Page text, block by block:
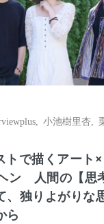
小池樹里杏
トで描くアート
ン 人間の【思
、独りよがりな
ら